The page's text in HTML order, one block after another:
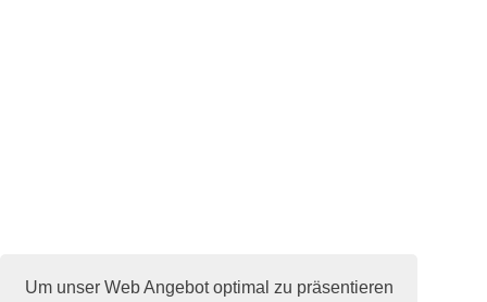
Um unser Web Angebot optimal zu präsentieren